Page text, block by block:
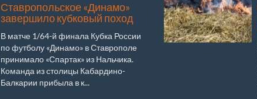
Ставропольское «Динамо»
завершило кубковый поход
В матче 1/64-й финала Кубка России
по футболу «Динамо» в Ставрополе
принимало «Спартак» из Нальчика.
Команда из столицы Кабардино-
Балкарии прибыла в к...